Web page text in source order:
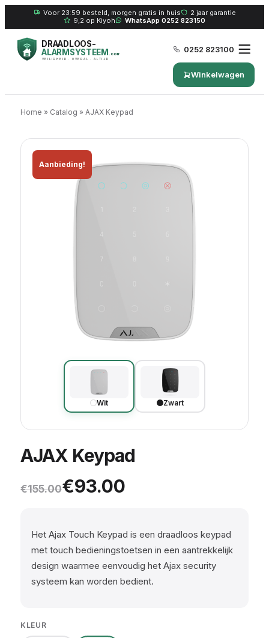
Voor 23:59 besteld, morgen gratis in huis
2 jaar garantie
9,2 op Kiyoh
WhatsApp 0252 823150
DRAADLOOS-
ALARMSYSTEEM.com
VEILIGHEID · OVERAL · ALTIJD
0252 823100
Winkelwagen
Home » Catalog » AJAX Keypad
Aanbieding!
Wit Zwart
AJAX Keypad
€155.00
Oorspronkelijke prijs was:
€93.00
Huidige prijs is: €93.00.
Het Ajax Touch Keypad is een draadloos keypad
met touch bedieningstoetsen in een aantrekkelijk
design waarmee eenvoudig het Ajax security
systeem kan worden bedient.
KLEUR